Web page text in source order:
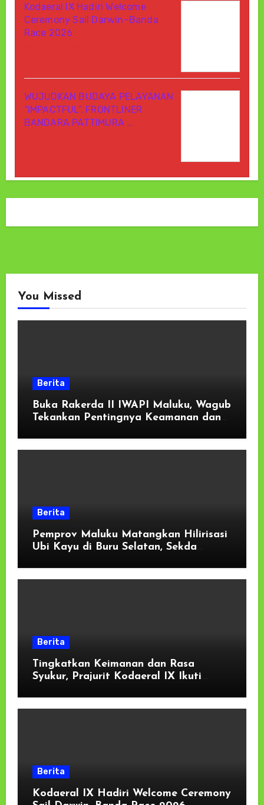
Kodaeral IX Hadiri Welcome
Ceremony Sail Darwin–Banda
Race 2026
WUJUDKAN BUDAYA PELAYANAN
“IMPACTFUL”, FRONTLINER
BANDARA PATTIMURA …
You Missed
Berita
Buka Rakerda II IWAPI Maluku, Wagub
Tekankan Pentingnya Keamanan dan
Berita
Pemprov Maluku Matangkan Hilirisasi
Ubi Kayu di Buru Selatan, Sekda
Dukungan Masyarakat
Berita
Tingkatkan Keimanan dan Rasa
Syukur, Prajurit Kodaeral IX Ikuti
Berita
Kodaeral IX Hadiri Welcome Ceremony